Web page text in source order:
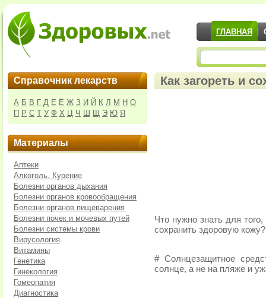
ГЛАВНАЯ
Справочник лекарств
А Б В Г Д Е Ё Ж З И Й К Л М Н О
П Р С Т У Ф Х Ц Ч Ш Щ Э Ю Я
Материалы
Аптеки
Алкоголь. Курение
Болезни органов дыхания
Болезни органов кровообращения
Болезни органов пищеварения
Болезни почек и мочевых путей
Болезни системы крови
Вирусология
Витамины
Генетика
Гинекология
Гомеопатия
Диагностика
Как загореть и
Что нужно знать для
сохранить здоровую кожу?
# Солнцезащитное
солнце, а не на пляже и